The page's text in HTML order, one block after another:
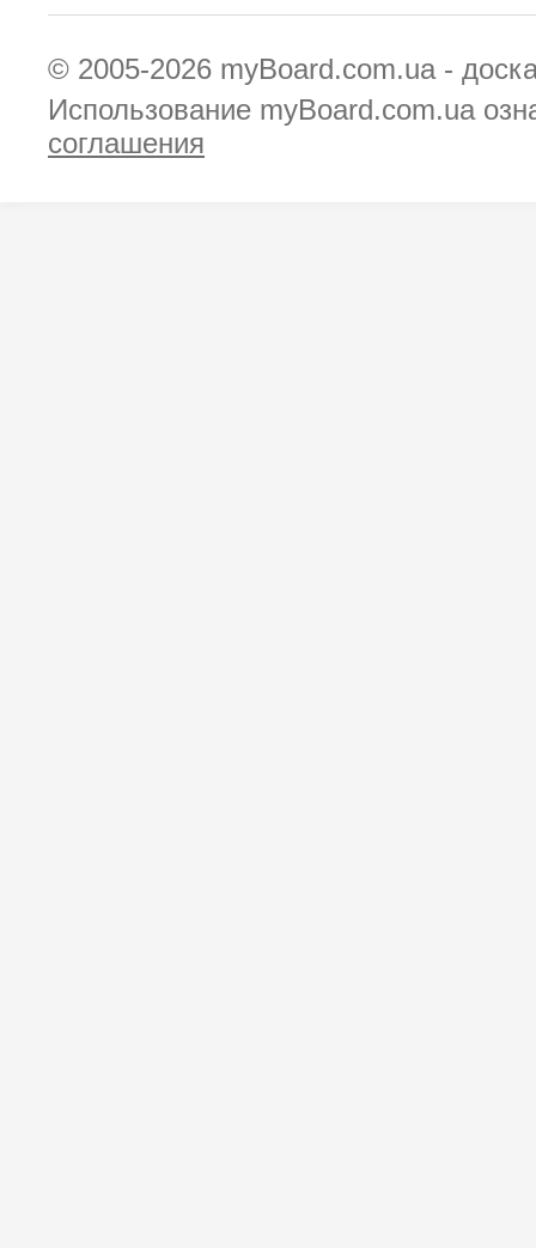
© 2005-2026 myBoard.com.ua -
Использование myBoard.com.ua
соглашения